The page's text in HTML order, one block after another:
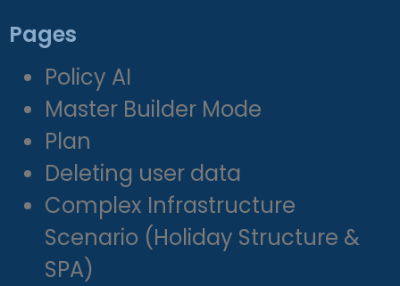
Pages
Policy AI
Master Builder Mode
Plan
Deleting user data
Complex Infrastructure
Scenario (Holiday Structure &
SPA)